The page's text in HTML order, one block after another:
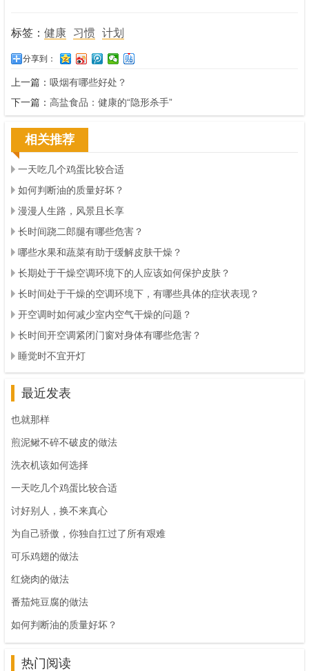
标签： 健康 习惯 计划
分享到：
上一篇： 吸烟有哪些好处？
下一篇： 高盐食品：健康的“隐形杀手”
相关推荐
一天吃几个鸡蛋比较合适
如何判断油的质量好坏？
漫漫人生路，风景且长享
长时间跷二郎腿有哪些危害？
哪些水果和蔬菜有助于缓解皮肤干燥？
长期处于干燥空调环境下的人应该如何保护皮肤？
长时间处于干燥的空调环境下，有哪些具体的症状表现？
开空调时如何减少室内空气干燥的问题？
长时间开空调紧闭门窗对身体有哪些危害？
睡觉时不宜开灯
最近发表
也就那样
煎泥鳅不碎不破皮的做法
洗衣机该如何选择
一天吃几个鸡蛋比较合适
讨好别人，换不来真心
为自己骄傲，你独自扛过了所有艰难
可乐鸡翅的做法
红烧肉的做法
番茄炖豆腐的做法
如何判断油的质量好坏？
热门阅读